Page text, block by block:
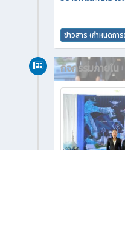
ข่าวสาร (กำหนดการ)
กิจกรรมภายใน